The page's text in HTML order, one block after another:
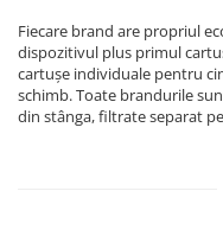
Fiecare brand are propriul
dispozitivul plus primul
cartușe individuale pentru
schimb. Toate brandurile
din stânga, filtrate separat